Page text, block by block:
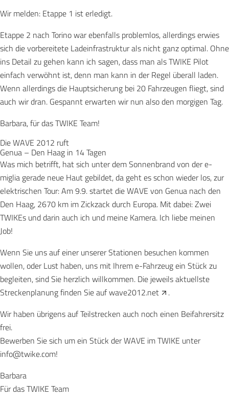
Wir melden: Etappe 1 ist erledigt.
Etappe 2 nach Torino war ebenfalls problemlos, allerdings erwies
sich die vorbereitete Ladeinfrastruktur als nicht ganz optimal. Ohne
ins Detail zu gehen kann ich sagen, dass man als TWIKE Pilot
einfach verwöhnt ist, denn man kann in der Regel überall laden.
Wenn allerdings die Hauptsicherung bei 20 Fahrzeugen fliegt, sind
auch wir dran. Gespannt erwarten wir nun also den morgigen Tag.
Barbara, für das TWIKE Team!
Die WAVE 2012 ruft
Genua – Den Haag in 14 Tagen
Was mich betrifft, hat sich unter dem Sonnenbrand von der e-
miglia gerade neue Haut gebildet, da geht es schon wieder los, zur
elektrischen Tour: Am 9.9. startet die WAVE von Genua nach den
Den Haag, 2670 km im Zickzack durch Europa. Mit dabei: Zwei
TWIKEs und darin auch ich und meine Kamera. Ich liebe meinen
Job!
Wenn Sie uns auf einer unserer Stationen besuchen kommen
wollen, oder Lust haben, uns mit Ihrem e-Fahrzeug ein Stück zu
begleiten, sind Sie herzlich willkommen. Die jeweils aktuellste
Streckenplanung finden Sie aufwave2012.net
.
Wir haben übrigens auf Teilstrecken auch noch einen Beifahrersitz
frei.
Bewerben Sie sich um ein Stück der WAVE im TWIKE unter
info@twike.com!
Barbara
Für das TWIKE Team